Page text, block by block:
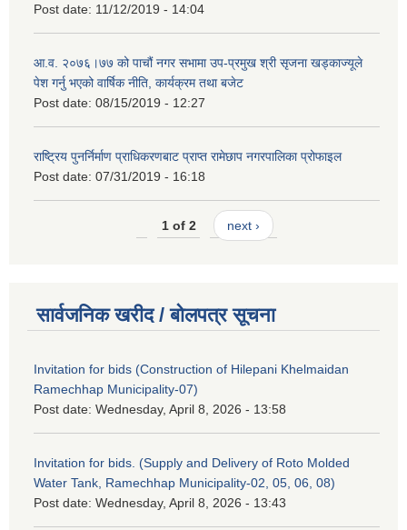
Post date: 11/12/2019 - 14:04
आ.व. २०७६।७७ को पाचौं नगर सभामा उप-प्रमुख श्री सृजना खड्काज्यूले
पेश गर्नु भएको वार्षिक नीति, कार्यक्रम तथा बजेट
Post date: 08/15/2019 - 12:27
राष्ट्रिय पुनर्निर्माण प्राधिकरणबाट प्राप्त रामेछाप नगरपालिका प्रोफाइल
Post date: 07/31/2019 - 16:18
1 of 2 next ›
सार्वजनिक खरीद / बोलपत्र सूचना
Invitation for bids (Construction of Hilepani Khelmaidan
Ramechhap Municipality-07)
Post date: Wednesday, April 8, 2026 - 13:58
Invitation for bids. (Supply and Delivery of Roto Molded
Water Tank, Ramechhap Municipality-02, 05, 06, 08)
Post date: Wednesday, April 8, 2026 - 13:43